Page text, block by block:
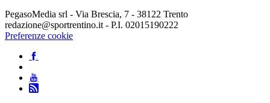
PegasoMedia srl - Via Brescia, 7 - 38122 Trento
redazione@sportrentino.it - P.I. 02015190222
Preferenze cookie